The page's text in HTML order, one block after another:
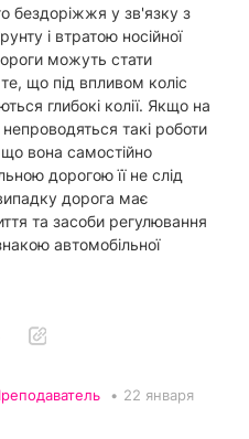
бездоріжжя у зв'язку з
і втратою носійної
можуть стати
що під впливом коліс
глибокі колії. Якщо на
непроводяться такі роботи
вона самостійно
дорогою її не слід
дорога має
та засоби регулювання
автомобільної
• 22 января